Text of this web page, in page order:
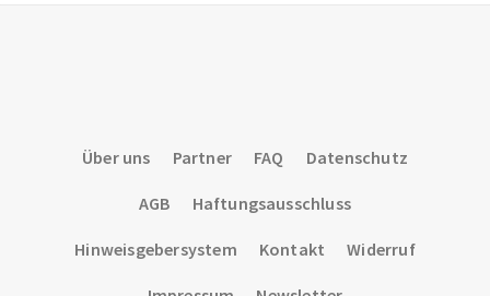
Über uns Partner FAQ Datenschutz
AGB Haftungsausschluss
Hinweisgebersystem Kontakt Widerruf